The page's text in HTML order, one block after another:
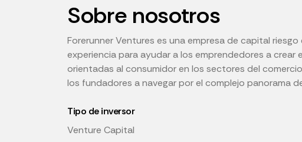
Sobre nosotros
Forerunner Ventures es una empresa de capital
experiencia para ayudar a los emprendedores a
orientadas al consumidor en los sectores del
los fundadores a navegar por el complejo panorama
Tipo de inversor
Venture Capital